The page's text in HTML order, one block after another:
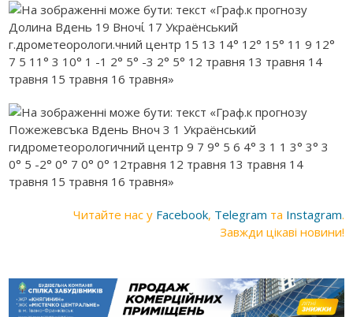
Читайте нас у Facebook, Telegram та Instagram.
Завжди цікаві новини!